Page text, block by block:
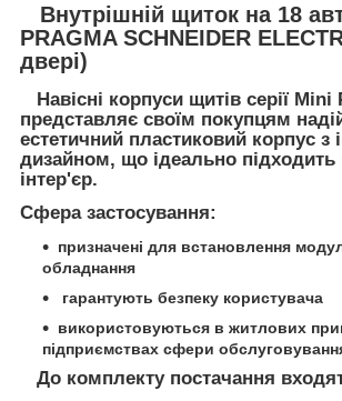
Внутрішній щиток на 18
PRAGMA SCHNEIDER
двері)
Навісні корпуси щитів серії Mini
представляє своїм покупцям
естетичний пластиковий корпус з
дизайном, що ідеально підходить
інтер'єр.
Сфера застосування:
призначені для встановлення
обладнання
гарантують безпеку користувача
використовуються в житлових
підприємствах сфери
До комплекту постачання